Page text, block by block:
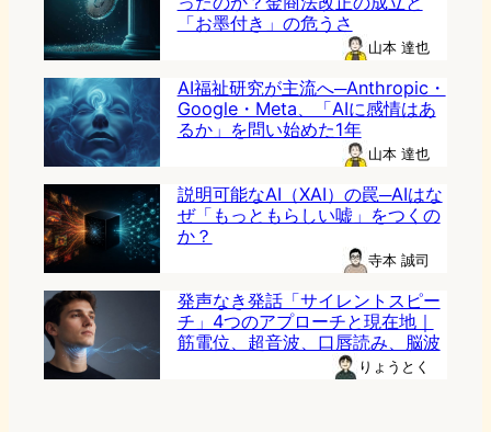
「お墨付き」の危うさ
山本 達也
AI福祉研究が主流へ─Anthropic・
Google・Meta、「AIに感情はあ
るか」を問い始めた1年
山本 達也
説明可能なAI（XAI）の罠─AIはな
ぜ「もっともらしい嘘」をつくの
か？
寺本 誠司
発声なき発話「サイレントスピー
チ」4つのアプローチと現在地｜
筋電位、超音波、口唇読み、脳波
りょうとく